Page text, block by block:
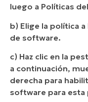
luego a Políticas
b) Elige la política
de software.
c) Haz clic en la
a continuación,
derecha para
software para esta